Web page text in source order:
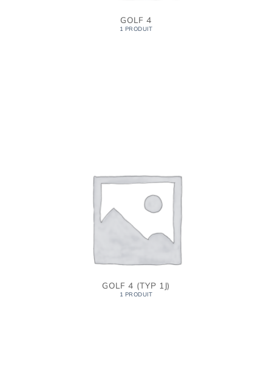
GOLF 4
1 PRODUIT
GOLF 4 (TYP 1J)
1 PRODUIT